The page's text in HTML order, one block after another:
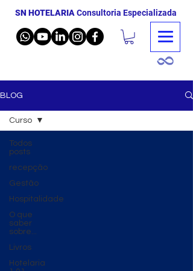
SN HOTELARIA Consultoria Especializada
BLOG
Todos
posts
recepção
Gestão
Hospitalidade
O que
saber
sobre...
Livros
Hotelaria
Curso